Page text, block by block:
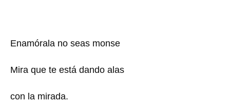
Enamórala no seas monse
Mira que te está dando alas
con la mirada.